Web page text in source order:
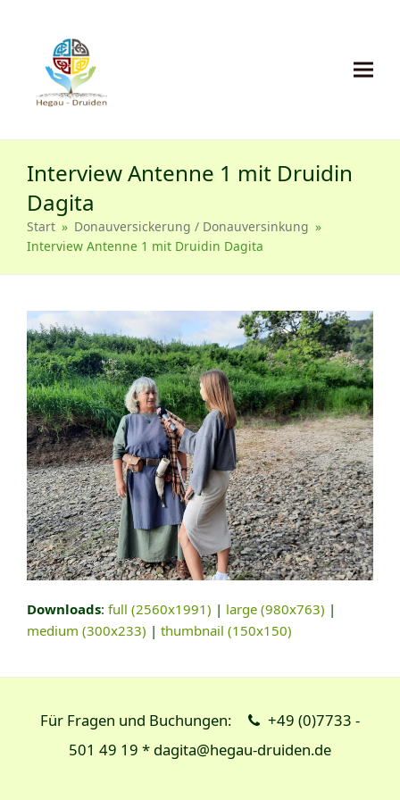
Interview Antenne 1 mit Druidin
Dagita
Start » Donauversickerung / Donauversinkung »
Interview Antenne 1 mit Druidin Dagita
Downloads: full (2560x1991) | large (980x763) |
medium (300x233) | thumbnail (150x150)
Für Fragen und Buchungen:
+49 (0)7733 -
501 49 19 * dagita@hegau-druiden.de